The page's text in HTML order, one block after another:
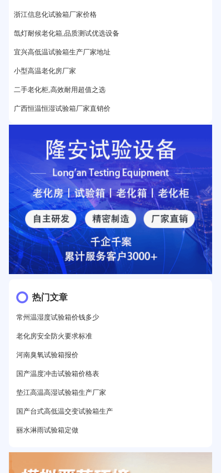
27分钟前用户提问：移动电源老化柜与电池柜的区别？
32分钟前用户提问：氙灯老化试验箱价格多少？
2分钟前用户提问：大型高温老化房价格多少钱？
浙江信息化试验箱厂家价格
氙灯耐候老化箱,品质测试优选设备
宜兴高低温试验箱生产厂家地址
小型高温老化房厂家
二手老化柜,高效耐用超值之选
广西恒温恒湿试验箱厂家直销价
热门文章
常州温湿度试验箱价钱多少
老化房安全防火要求标准
河南臭氧试验箱报价
国产温度冲击试验箱价格表
垫江高温高湿试验箱生产厂家
国产台式高低温交变试验箱生产
丽水淋雨试验箱定做